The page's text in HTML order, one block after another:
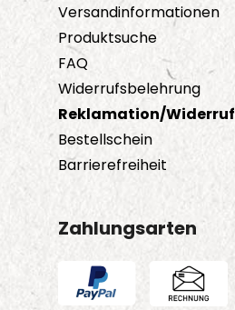
Versandinformationen
Produktsuche
FAQ
Widerrufsbelehrung
Reklamation/Widerruf
Bestellschein
Barrierefreiheit
Zahlungsarten